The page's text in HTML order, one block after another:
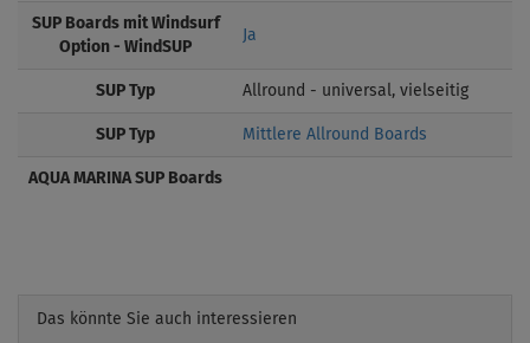
SUP Boards mit Windsurf
Option - WindSUP
Ja
SUP Typ Allround - universal, vielseitig
SUP Typ Mittlere Allround Boards
AQUA MARINA SUP Boards
Das könnte Sie auch interessieren